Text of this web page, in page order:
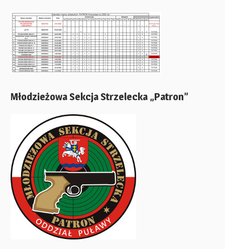
Młodzieżowa Sekcja Strzelecka „Patron”